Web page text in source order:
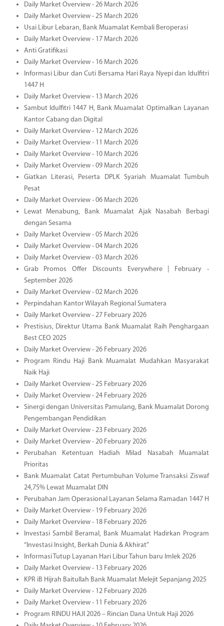
Daily Market Overview - 26 March 2026
Daily Market Overview - 25 March 2026
Usai Libur Lebaran, Bank Muamalat Kembali Beroperasi
Daily Market Overview - 17 March 2026
Anti Gratifikasi
Daily Market Overview - 16 March 2026
Informasi Libur dan Cuti Bersama Hari Raya Nyepi dan Idulfitri
1447 H
Daily Market Overview - 13 March 2026
Sambut Idulfitri 1447 H, Bank Muamalat Optimalkan Layanan
Kantor Cabang dan Digital
Daily Market Overview - 12 March 2026
Daily Market Overview - 11 March 2026
Daily Market Overview - 10 March 2026
Daily Market Overview - 09 March 2026
Giatkan Literasi, Peserta DPLK Syariah Muamalat Tumbuh
Pesat
Daily Market Overview - 06 March 2026
Lewat Menabung, Bank Muamalat Ajak Nasabah Berbagi
dengan Sesama
Daily Market Overview - 05 March 2026
Daily Market Overview - 04 March 2026
Daily Market Overview - 03 March 2026
Grab Promos Offer Discounts Everywhere | February -
September 2026
Daily Market Overview - 02 March 2026
Perpindahan Kantor Wilayah Regional Sumatera
Daily Market Overview - 27 February 2026
Prestisius, Direktur Utama Bank Muamalat Raih Penghargaan
Best CEO 2025
Daily Market Overview - 26 February 2026
Program Rindu Haji Bank Muamalat Mudahkan Masyarakat
Naik Haji
Daily Market Overview - 25 February 2026
Daily Market Overview - 24 February 2026
Sinergi dengan Universitas Pamulang, Bank Muamalat Dorong
Pengembangan Pendidikan
Daily Market Overview - 23 February 2026
Daily Market Overview - 20 February 2026
Perubahan Ketentuan Hadiah Milad Nasabah Muamalat
Prioritas
Bank Muamalat Catat Pertumbuhan Volume Transaksi Ziswaf
24,75% Lewat Muamalat DIN
Perubahan Jam Operasional Layanan Selama Ramadan 1447 H
Daily Market Overview - 19 February 2026
Daily Market Overview - 18 February 2026
Investasi Sambil Beramal, Bank Muamalat Hadirkan Program
“Investasi Insight, Berkah Dunia & Akhirat”
Informasi Tutup Layanan Hari Libur Tahun baru Imlek 2026
Daily Market Overview - 13 February 2026
KPR iB Hijrah Baitullah Bank Muamalat Melejit Sepanjang 2025
Daily Market Overview - 12 February 2026
Daily Market Overview - 11 February 2026
Program RINDU HAJI 2026 – Rincian Dana Untuk Haji 2026